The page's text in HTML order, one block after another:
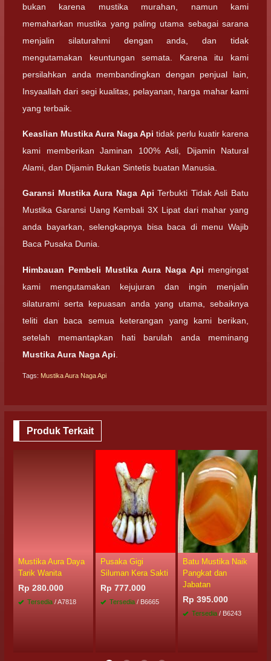
bukan karena mustika murahan, namun kami
memaharkan mustika yang paling utama sebagai sarana
menjalin silaturahmi dengan anda, dan tidak
mengutamakan keuntungan semata. Karena itu kami
persilahkan anda membandingkan dengan penjual lain,
Insyaallah dari segi kualitas, pelayanan, harga mahar kami
yang terbaik.
Keaslian Mustika Aura Naga Api tidak perlu kuatir karena
kami memberikan Jaminan 100% Asli, Dijamin Natural
Alami, dan Dijamin Bukan Sintetis buatan Manusia.
Garansi Mustika Aura Naga Api Terbukti Tidak Asli Batu
Mustika Garansi Uang Kembali 3X Lipat dari mahar yang
anda bayarkan, selengkapnya bisa baca di menu Wajib
Baca Pusaka Dunia.
Himbauan Pembeli Mustika Aura Naga Api mengingat
kami mengutamakan kejujuran dan ingin menjalin
silaturami serta kepuasan anda yang utama, sebaiknya
teliti dan baca semua keterangan yang kami berikan,
setelah memantapkan hati barulah anda meminang
Mustika Aura Naga Api
Tags: Mustika Aura Naga Api
Produk Terkait
Mustika Aura Daya
Tarik Wanita
Rp 280.000
Tersedia / A7818
Pusaka Gigi
Siluman Kera Sakti
Rp 777.000
Tersedia / B6665
Batu Mustika Naik
Pangkat dan
Jabatan
Rp 395.000
Tersedia / B6243